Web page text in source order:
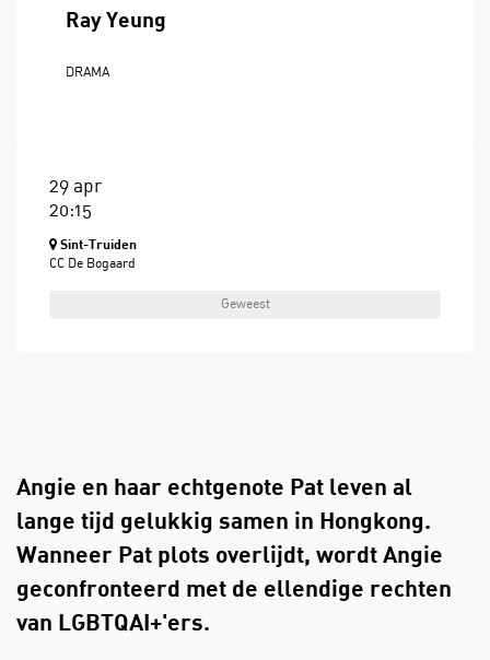
Ray Yeung
DRAMA
29 apr
20:15
Sint-Truiden
CC De Bogaard
Geweest
Angie en haar echtgenote Pat leven al
lange tijd gelukkig samen in Hongkong.
Wanneer Pat plots overlijdt, wordt Angie
geconfronteerd met de ellendige rechten
van LGBTQAI+'ers.